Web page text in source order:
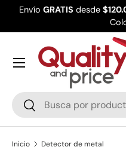
Envío GRATIS desde
Buscar
Buscar
Inicio Detector de metal